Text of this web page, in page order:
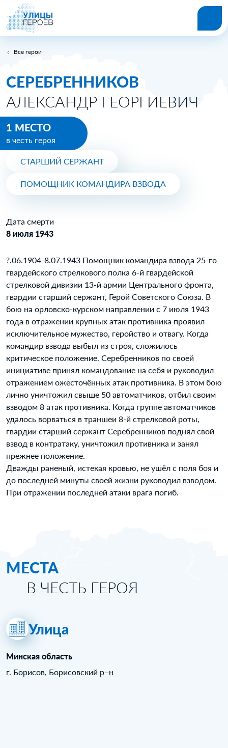
Все герои
СЕРЕБРЕННИКОВ
АЛЕКСАНДР ГЕОРГИЕВИЧ
1 МЕСТО
в честь героя
СТАРШИЙ СЕРЖАНТ
ПОМОЩНИК КОМАНДИРА ВЗВОДА
Дата смерти
8 июля 1943
?.06.1904-8.07.1943 Помощник командира взвода 25-го
гвардейского стрелкового полка 6-й гвардейской
стрелковой дивизии 13-й армии Центрального фронта,
гвардии старший сержант, Герой Советского Союза. В
бою на орловско-курском направлении с 7 июля 1943
года в отражении крупных атак противника проявил
исключительное мужество, геройство и отвагу. Когда
командир взвода выбыл из строя, сложилось
критическое положение. Серебренников по своей
инициативе принял командование на себя и руководил
отражением ожесточённых атак противника. В этом бою
лично уничтожил свыше 50 автоматчиков, отбил своим
взводом 8 атак противника. Когда группе автоматчиков
удалось ворваться в траншеи 8-й стрелковой роты,
гвардии старший сержант Серебренников поднял свой
взвод в контратаку, уничтожил противника и занял
прежнее положение.
Дважды раненый, истекая кровью, не ушёл с поля боя и
до последней минуты своей жизни руководил взводом.
При отражении последней атаки врага погиб.
МЕСТА
В ЧЕСТЬ ГЕРОЯ
Улица
Минская область
г. Борисов, Борисовский р–н